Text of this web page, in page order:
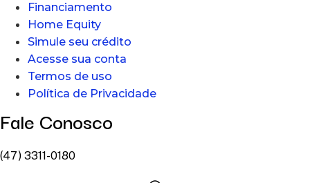
Financiamento
Home Equity
Simule seu crédito
Acesse sua conta
Termos de uso
Política de Privacidade
Fale Conosco
(47) 3311-0180